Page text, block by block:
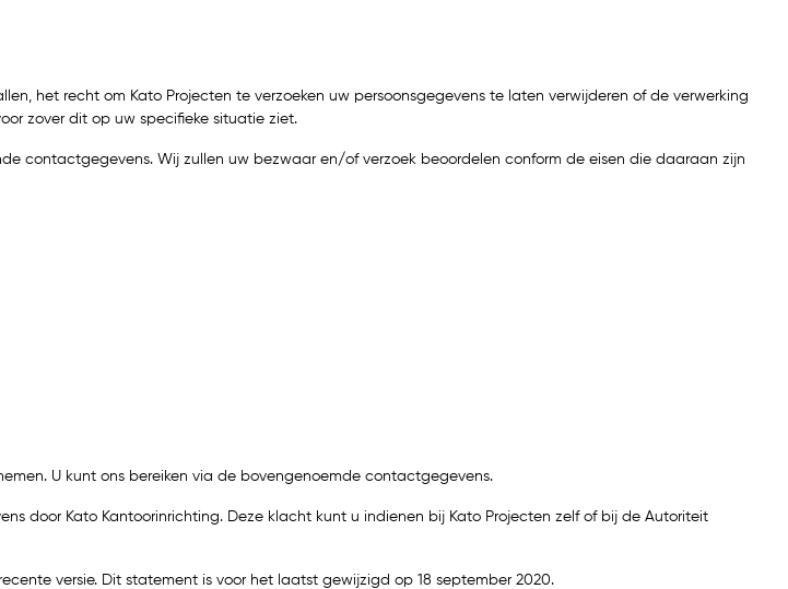
het recht om Kato Projecten te verzoeken uw persoonsgegevens te laten verwijderen of de verwerking
zover dit op uw specifieke situatie ziet.
contactgegevens. Wij zullen uw bezwaar en/of verzoek beoordelen conform de eisen die daaraan zijn
U kunt ons bereiken via de bovengenoemde contactgegevens.
door Kato Kantoorinrichting. Deze klacht kunt u indienen bij Kato Projecten zelf of bij de Autoriteit
versie. Dit statement is voor het laatst gewijzigd op 18 september 2020.